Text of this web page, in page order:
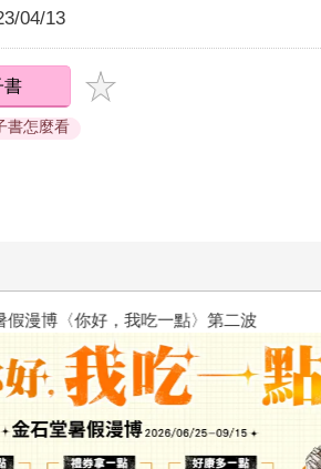
04/13
書
書怎麼看
金石堂暑假漫博〈你好，我吃一點〉第二波